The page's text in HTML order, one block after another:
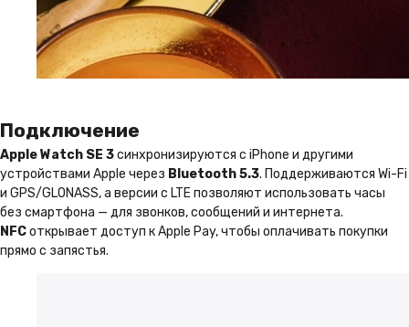
Подключение
Apple Watch SE 3синхронизируются с iPhone и другими
устройствами Apple через Bluetooth 5.3. Поддерживаются Wi-Fi
и GPS/GLONASS, а версии с LTE позволяют использовать часы
без смартфона — для звонков, сообщений и интернета.
NFCоткрывает доступ к Apple Pay, чтобы оплачивать покупки
прямо с запястья.